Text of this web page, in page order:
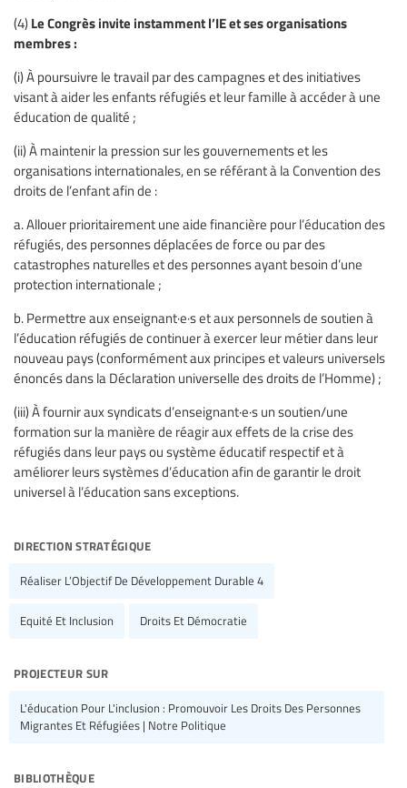
(4) Le Congrès invite instamment l’IE et ses organisations
membres :
(i) À poursuivre le travail par des campagnes et des initiatives
visant à aider les enfants réfugiés et leur famille à accéder à une
éducation de qualité ;
(ii) À maintenir la pression sur les gouvernements et les
organisations internationales, en se référant à la Convention des
droits de l’enfant afin de :
a. Allouer prioritairement une aide financière pour l’éducation des
réfugiés, des personnes déplacées de force ou par des
catastrophes naturelles et des personnes ayant besoin d’une
protection internationale ;
b. Permettre aux enseignant·e·s et aux personnels de soutien à
l’éducation réfugiés de continuer à exercer leur métier dans leur
nouveau pays (conformément aux principes et valeurs universels
énoncés dans la Déclaration universelle des droits de l’Homme) ;
(iii) À fournir aux syndicats d’enseignant·e·s un soutien/une
formation sur la manière de réagir aux effets de la crise des
réfugiés dans leur pays ou système éducatif respectif et à
améliorer leurs systèmes d’éducation afin de garantir le droit
universel à l’éducation sans exceptions.
direction stratégique
Réaliser L’Objectif De Développement Durable 4
Equité Et Inclusion Droits Et Démocratie
projecteur sur
L'éducation Pour L'inclusion : Promouvoir Les Droits Des Personnes
Migrantes Et Réfugiées | Notre Politique
bibliothèque